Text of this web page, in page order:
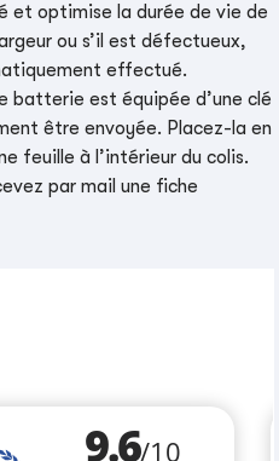
optimise la durée de vie de
ou s’il est défectueux,
effectué.
batterie est équipée d’une clé
être envoyée. Placez-la en
feuille à l’intérieur du colis.
par mail une fiche